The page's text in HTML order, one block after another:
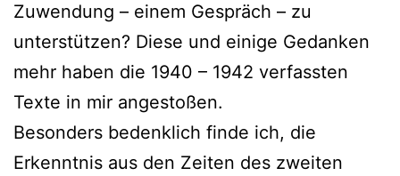
Zuwendung – einem Gespräch – zu
unterstützen? Diese und einige Gedanken
mehr haben die 1940 – 1942 verfassten
Texte in mir angestoßen.
Besonders bedenklich finde ich, die
Erkenntnis aus den Zeiten des zweiten